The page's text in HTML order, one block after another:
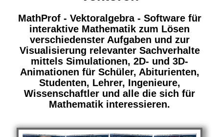
MathProf - Vektoralgebra - Software für
interaktive Mathematik zum Lösen
verschiedenster Aufgaben und zur
Visualisierung relevanter Sachverhalte
mittels Simulationen, 2D- und 3D-
Animationen für Schüler, Abiturienten,
Studenten, Lehrer, Ingenieure,
Wissenschaftler und alle die sich für
Mathematik interessieren.